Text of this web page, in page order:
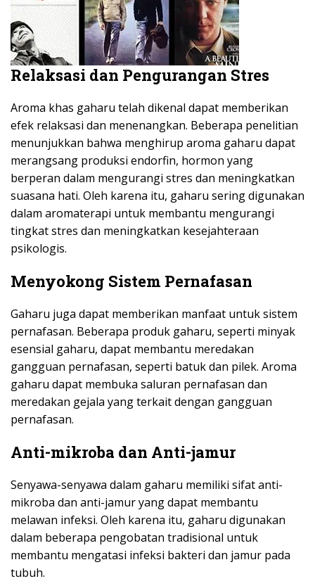
Relaksasi dan Pengurangan Stres
Aroma khas gaharu telah dikenal dapat memberikan
efek relaksasi dan menenangkan. Beberapa penelitian
menunjukkan bahwa menghirup aroma gaharu dapat
merangsang produksi endorfin, hormon yang
berperan dalam mengurangi stres dan meningkatkan
suasana hati. Oleh karena itu, gaharu sering digunakan
dalam aromaterapi untuk membantu mengurangi
tingkat stres dan meningkatkan kesejahteraan
psikologis.
Menyokong Sistem Pernafasan
Gaharu juga dapat memberikan manfaat untuk sistem
pernafasan. Beberapa produk gaharu, seperti minyak
esensial gaharu, dapat membantu meredakan
gangguan pernafasan, seperti batuk dan pilek. Aroma
gaharu dapat membuka saluran pernafasan dan
meredakan gejala yang terkait dengan gangguan
pernafasan.
Anti-mikroba dan Anti-jamur
Senyawa-senyawa dalam gaharu memiliki sifat anti-
mikroba dan anti-jamur yang dapat membantu
melawan infeksi. Oleh karena itu, gaharu digunakan
dalam beberapa pengobatan tradisional untuk
membantu mengatasi infeksi bakteri dan jamur pada
tubuh.